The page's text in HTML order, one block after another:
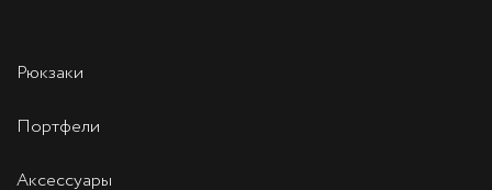
Рюкзаки
Портфели
Аксессуары